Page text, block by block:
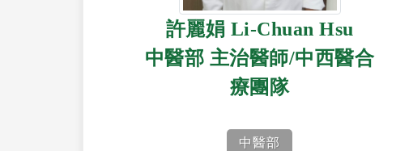
許麗娟 Li-Chuan Hsu
中醫部 主治醫師/中西醫合
療團隊
中醫部